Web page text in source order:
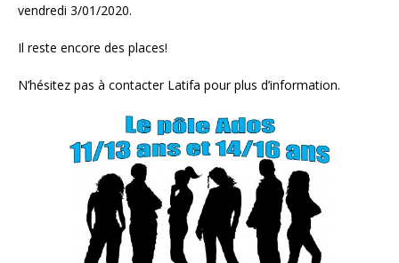
vendredi 3/01/2020.
Il reste encore des places!
N’hésitez pas à contacter Latifa pour plus d’information.